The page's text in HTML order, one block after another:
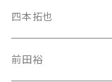
四本拓也
前田裕